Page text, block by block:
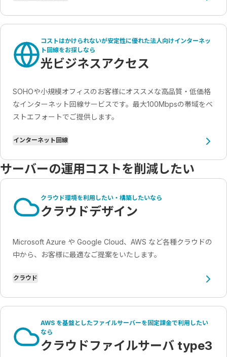
コストはかけられないが安定性に優れた法人向けインターネッ
ト回線をお探しなら
光ビジネスアクセス
SOHOや小規模オフィスのお客様にオススメな高品質・低価格
なインターネット回線サービスです。最大100Mbpsの帯域をベ
ストエフォートでご提供します。
インターネット回線
サーバーの運用コストを削減したい
クラウド環境を利用したい・構築したいなら
クラウドデザイン
Microsoft Azure や Google Cloud、AWS など各種クラウドの
中から、お客様に最適なご提案をいたします。
クラウド
AWS を基盤としたファイルサーバーを固定課金で利用したい
なら
クラウドファイルサーバ type3